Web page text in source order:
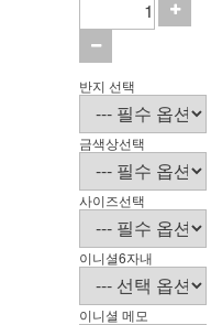
반지 선택
금색상선택
사이즈선택
이니셜6자내
이니셜 메모